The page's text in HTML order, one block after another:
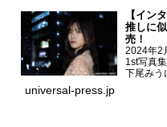
【イン
推しに
売！
2024年2
1st写真
下尾みう
う今回
た。1st
universal-press.jp